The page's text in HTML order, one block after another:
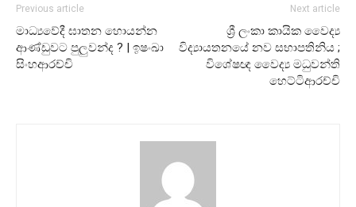
Previous article
මාධ්‍යවේදී ඝාතන හොයන්න
ආණ්ඩුවට පුලුවන්ද ? | ඉෂංඛා
සිංහආරච්චි
Next article
ශ්‍රී ලංකා කායික වෛද්‍ය
විද්‍යායතනයේ නව සභාපතිනිය ;
විශේෂඥ වෛද්‍ය මධුවන්ති
හෙට්ටිආරච්චි